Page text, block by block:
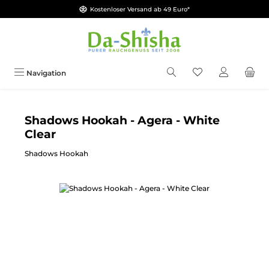
Zum Hauptinhalt springenKostenloser Versand ab 49 Euro*
Navigation Du hast 0
Shadows Hookah - Agera - White
Clear
Shadows Hookah
Bildergalerie überspringen